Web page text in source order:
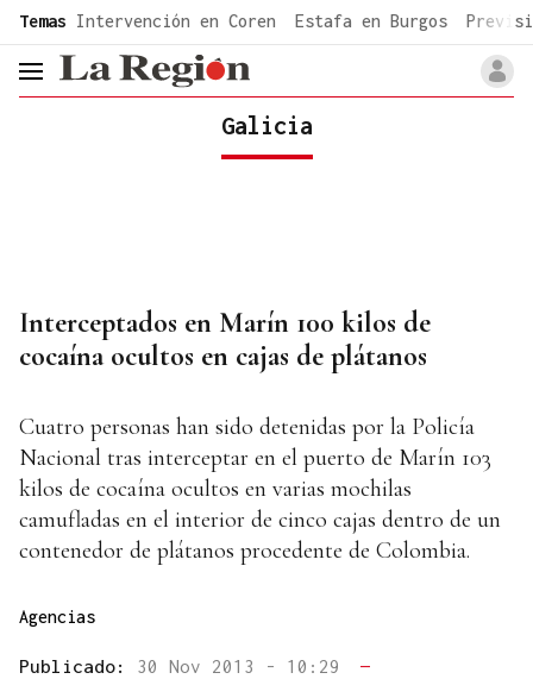
common.go-to-content
Temas Intervención en Coren Estafa en Burgos
header.menu.open
Galicia
Interceptados en Marín 100 kilos de
cocaína ocultos en cajas de plátanos
Cuatro personas han sido detenidas por la Policía
Nacional tras interceptar en el puerto de Marín 103
kilos de cocaína ocultos en varias mochilas
camufladas en el interior de cinco cajas dentro de un
contenedor de plátanos procedente de Colombia.
Agencias
Publicado: 30 Nov 2013 - 10:29
—